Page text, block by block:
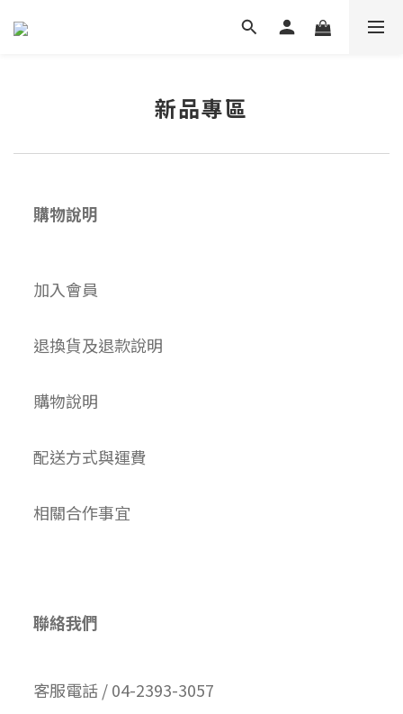
新品專區
購物說明
加入會員
退換貨及退款說明
購物說明
配送方式與運費
相關合作事宜
聯絡我們
客服電話 / 04-2393-3057